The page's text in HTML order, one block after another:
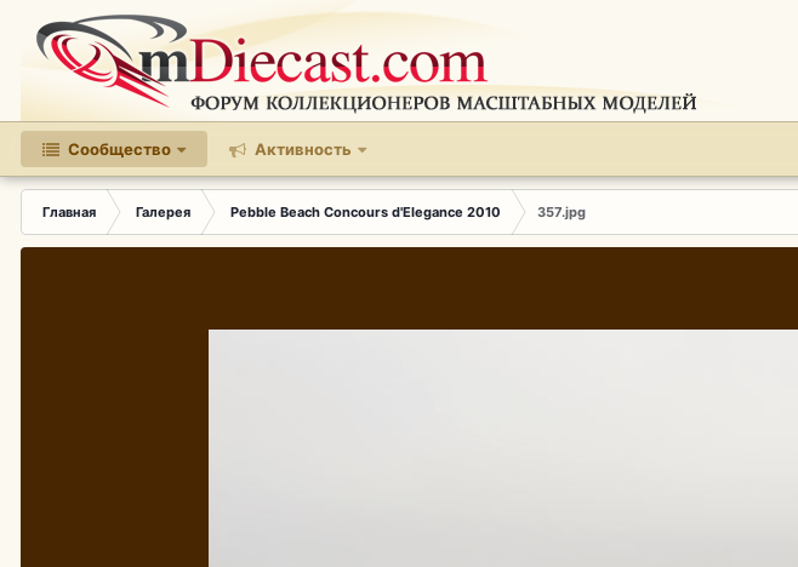
Сообщество Активность
Главная Галерея Pebble Beach Concours d'Elegance 2010 357.jpg